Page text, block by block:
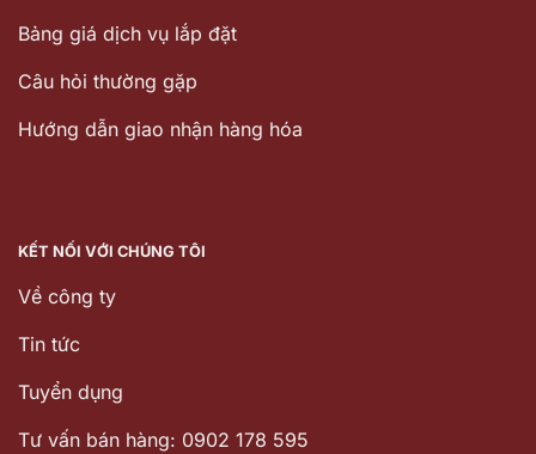
Bảng giá dịch vụ lắp đặt
Câu hỏi thường gặp
Hướng dẫn giao nhận hàng hóa
KẾT NỐI VỚI CHÚNG TÔI
Về công ty
Tin tức
Tuyển dụng
Tư vấn bán hàng: 0902 178 595